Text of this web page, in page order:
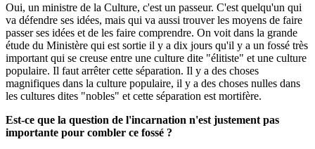
Oui, un ministre de la Culture, c'est un passeur. C'est quelqu'un qui
va défendre ses idées, mais qui va aussi trouver les moyens de faire
passer ses idées et de les faire comprendre. On voit dans la grande
étude du Ministère qui est sortie il y a dix jours qu'il y a un fossé très
important qui se creuse entre une culture dite "élitiste" et une culture
populaire. Il faut arrêter cette séparation. Il y a des choses
magnifiques dans la culture populaire, il y a des choses nulles dans
les cultures dites "nobles" et cette séparation est mortifère.
Est-ce que la question de l'incarnation n'est justement pas
importante pour combler ce fossé ?